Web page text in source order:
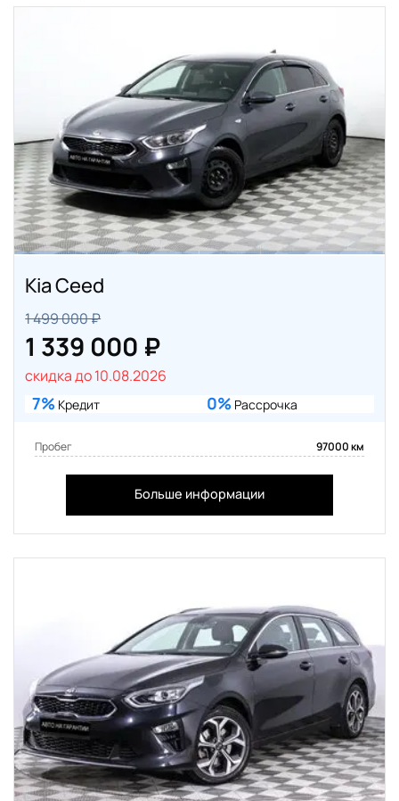
Kia Ceed
1 499 000 ₽
1 339 000 ₽
скидка до 10.08.2026
7% Кредит 0% Рассрочка
Пробег 97000 км
Больше информации